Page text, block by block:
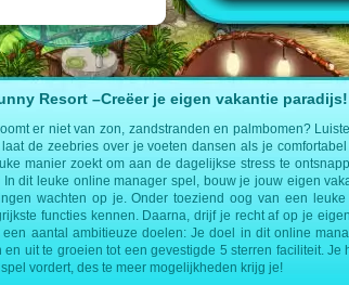
Resort –Creëer je eigen vakantie paradijs!
er niet van zon, zandstranden en palmbomen?
de zeebries over je voeten dansen als je
manier zoekt om aan de dagelijkse stress te
In dit leuke online manager spel, bouw je jouw eigen
wachten op je. Onder toeziend oog van een
functies kennen. Daarna, drijf je recht af op je
een aantal ambitieuze doelen: Je doel in dit online
en uit te groeien tot een gevestigde 5 sterren faciliteit.
vordert, des te meer mogelijkheden krijg je!